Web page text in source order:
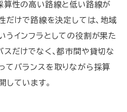
算性の高い路線と低い路線が
だけで路線を決定しては、地域
うインフラとしての役割が果た
だけでなく、都市間や貸切な
てバランスを取りながら採算
しています。